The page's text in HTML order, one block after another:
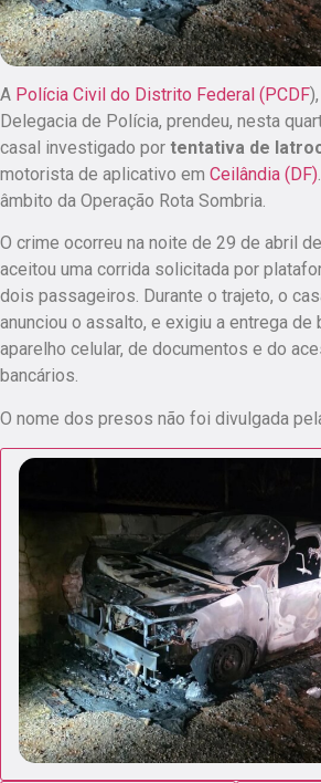
A Polícia Civil do Distrito Federal (PCDF
Delegacia de Polícia, prendeu, nesta
casal investigado por tentativa de
motorista de aplicativo em Ceilândia (DF)
âmbito da Operação Rota Sombria.
O crime ocorreu na noite de 29 de abril
aceitou uma corrida solicitada por
dois passageiros. Durante o trajeto, o
anunciou o assalto, e exigiu a entrega
aparelho celular, de documentos e do
bancários.
O nome dos presos não foi divulgada